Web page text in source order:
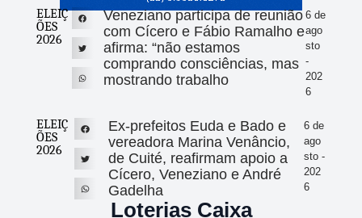
ELEIÇ
ÕES
2026
Veneziano participa de reunião
com Cícero e Fábio Ramalho e
afirma: “não estamos
comprando consciências, mas
mostrando trabalho
6 de
ago
sto
-
202
6
ELEIÇ
ÕES
2026
Ex-prefeitos Euda e Bado e
vereadora Marina Venâncio,
de Cuité, reafirmam apoio a
Cícero, Veneziano e André
Gadelha
6 de
ago
sto -
202
6
Loterias Caixa